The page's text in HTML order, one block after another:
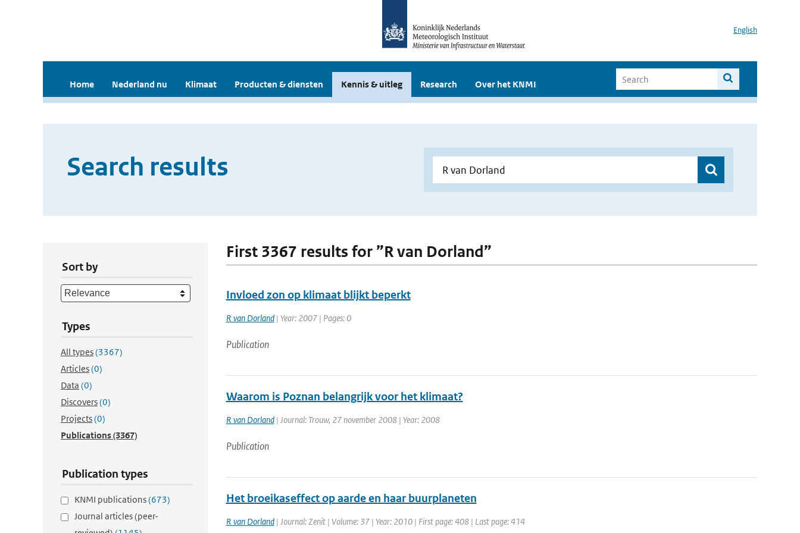
English
Home Nederland nu Klimaat Producten & diensten Kennis & uitleg Research Over het KNMI
Search results
Sort by
Types
All types(3367)
Articles(0)
Data (0)
Discovers(0)
Projects(0)
Publications(3367)
Publication types
KNMI publications(673)
Journal articles (peer-
First 3367 results for ”R van Dorland”
Invloed zon op klimaat blijkt beperkt
R van Dorland| Year: 2007 | Pages: 0
Publication
Waarom is Poznan belangrijk voor het klimaat?
R van Dorland| Journal: Trouw, 27 november 2008 | Year: 2008
Publication
Het broeikaseffect op aarde en haar buurplaneten
R van Dorland| Journal: Zenit | Volume: 37 | Year: 2010 | First page: 408 | Last page: 414